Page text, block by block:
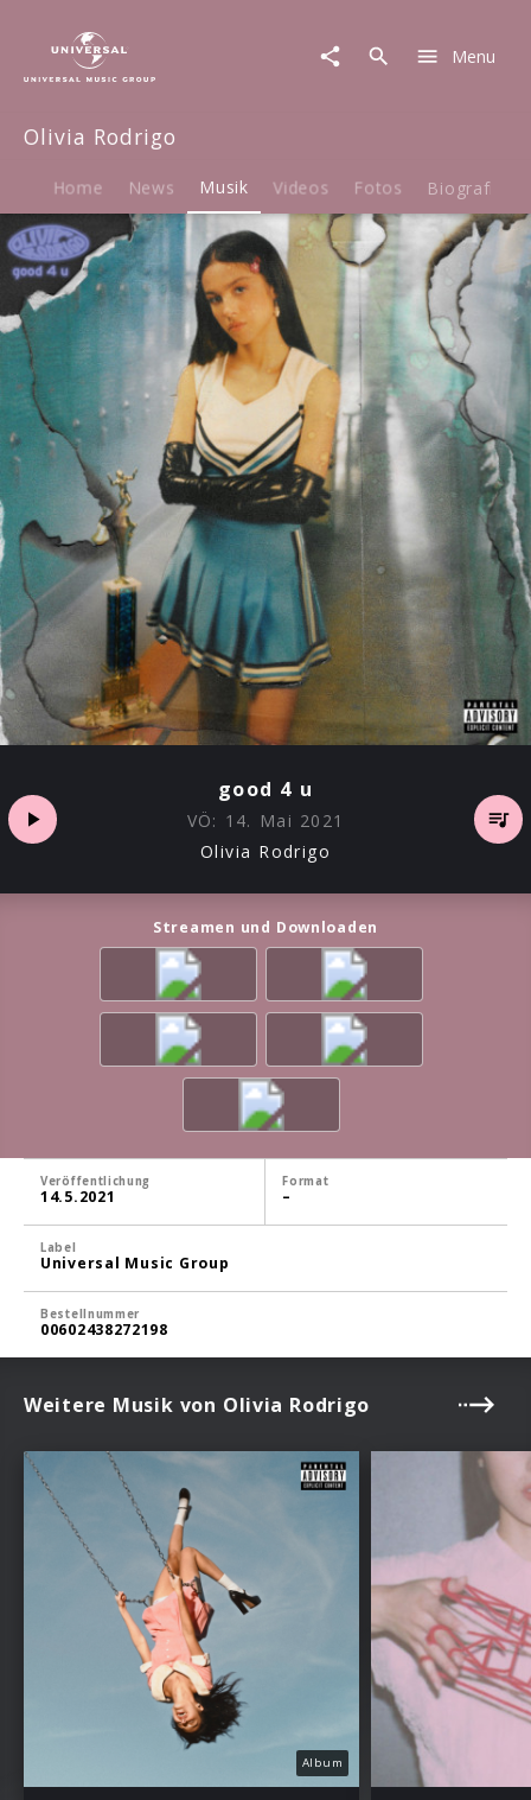
Musik
good
Menu
Olivia Rodrigo
Home News Musik Videos Fotos Biografie
good 4 u
VÖ: 14. Mai 2021
Olivia Rodrigo
Streamen und Downloaden
Veröffentlichung
14.5.2021
Format
–
Label
Universal Music Group
Bestellnummer
00602438272198
Weitere Musik von Olivia Rodrigo
Album